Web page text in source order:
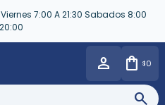
7:00 A 21:30 Sabados 8:00
$0